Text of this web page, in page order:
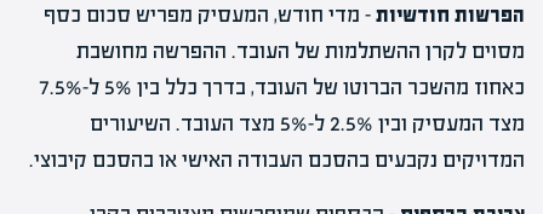
הפרשות חודשיות– מדי חודש, המעסיק מפריש סכום כסף
מסוים לקרן ההשתלמות של העובד. ההפרשה מחושבת
כאחוז מהשכר הברוטו של העובד, בדרך כלל בין 5% ל-7.5%
מצד המעסיק ובין 2.5% ל-5% מצד העובד. השיעורים
המדויקים נקבעים בהסכם העבודה האישי או בהסכם קיבוצי.